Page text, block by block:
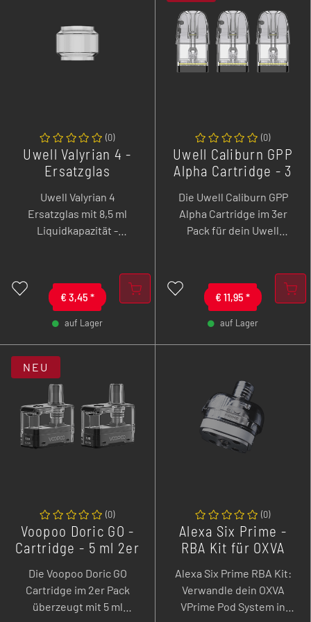
magnetischem Plug &
Play Anschluss lassen
geschmacksstark.
erhältlich in
verschiedenen
Widerständen für
maximale Performance im
Subohm-Bereich.
- +
€ 3,45 *
auf Lager
(0)
Uwell Valyrian 4 -
Ersatzglas
Uwell Valyrian 4
Ersatzglas mit 8,5 ml
Liquidkapazität -
- +
€ 11,95 *
auf Lager
(0)
Uwell Caliburn GPP
Alpha Cartridge - 3
Serie Caliburn G3
Die Uwell Caliburn GPP
Alpha Cartridge im 3er
Pack für dein Uwell
Lite Koko, G3 Pro Koko,
GK3, GK3 Tenet, G4, G4
Mini, G4 Classic, G4 Pro,
G4 Pro Koko, G5, G5 Lite,
G5 Lite SE, G5 Lite Koko
praktische Sidefill-
Befüllung und eine
Airflow-Anpassung durch
einfaches Drehen des
Pods für flexibles
Cartridge-Lösung für alle,
die Wert auf
unkomplizierte
Geschmack und
zuverlässige Pod-
Performance legen.
(0)
Voopoo Doric GO -
Cartridge - 5 ml 2er
Die Voopoo Doric GO
Cartridge im 2er Pack
überzeugt mit 5 ml
NEU
(0)
Alexa Six Prime -
RBA Kit für OXVA
Alexa Six Prime RBA Kit:
Verwandle dein OXVA
VPrime Pod System in